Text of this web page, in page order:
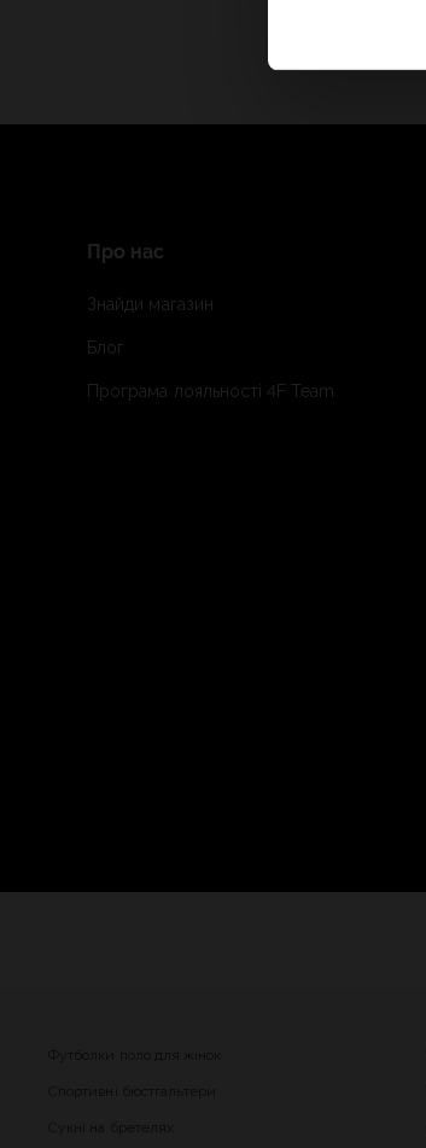
Про нас
Знайди магазин
Блог
Програма лояльності 4F Team